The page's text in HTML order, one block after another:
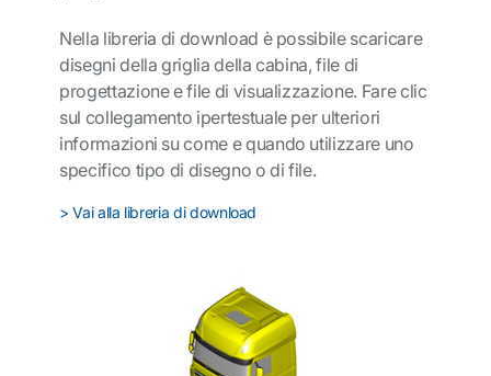
Nella libreria di download è possibile scaricare
disegni della griglia della cabina, file di
progettazione e file di visualizzazione. Fare clic
sul collegamento ipertestuale per ulteriori
informazioni su come e quando utilizzare uno
specifico tipo di disegno o di file.
> Vai alla libreria di download